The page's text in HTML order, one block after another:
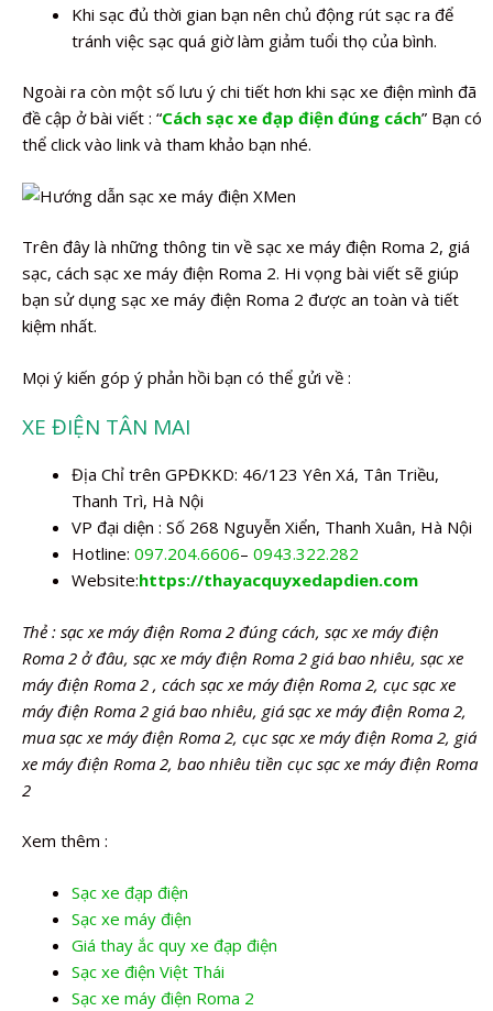
Khi sạc đủ thời gian bạn nên chủ động rút sạc ra để
tránh việc sạc quá giờ làm giảm tuổi thọ của bình.
Ngoài ra còn một số lưu ý chi tiết hơn khi sạc xe điện mình đã
đề cập ở bài viết : “Cách sạc xe đạp điện đúng cách” Bạn có
thể click vào link và tham khảo bạn nhé.
Trên đây là những thông tin về sạc xe máy điện Roma 2, giá
sạc, cách sạc xe máy điện Roma 2. Hi vọng bài viết sẽ giúp
bạn sử dụng sạc xe máy điện Roma 2 được an toàn và tiết
kiệm nhất.
Mọi ý kiến góp ý phản hồi bạn có thể gửi về :
XE ĐIỆN TÂN MAI
Địa Chỉ trên GPĐKKD: 46/123 Yên Xá, Tân Triều,
Thanh Trì, Hà Nội
VP đại diện : Số 268 Nguyễn Xiển, Thanh Xuân, Hà Nội
Hotline: 097.204.6606– 0943.322.282
Website:https://thayacquyxedapdien.com
Thẻ : sạc xe máy điện Roma 2 đúng cách, sạc xe máy điện
Roma 2 ở đâu, sạc xe máy điện Roma 2 giá bao nhiêu, sạc xe
máy điện Roma 2 , cách sạc xe máy điện Roma 2, cục sạc xe
máy điện Roma 2 giá bao nhiêu, giá sạc xe máy điện Roma 2,
mua sạc xe máy điện Roma 2, cục sạc xe máy điện Roma 2, giá
xe máy điện Roma 2, bao nhiêu tiền cục sạc xe máy điện Roma
2
Xem thêm :
Sạc xe đạp điện
Sạc xe máy điện
Giá thay ắc quy xe đạp điện
Sạc xe điện Việt Thái
Sạc xe máy điện Roma 2